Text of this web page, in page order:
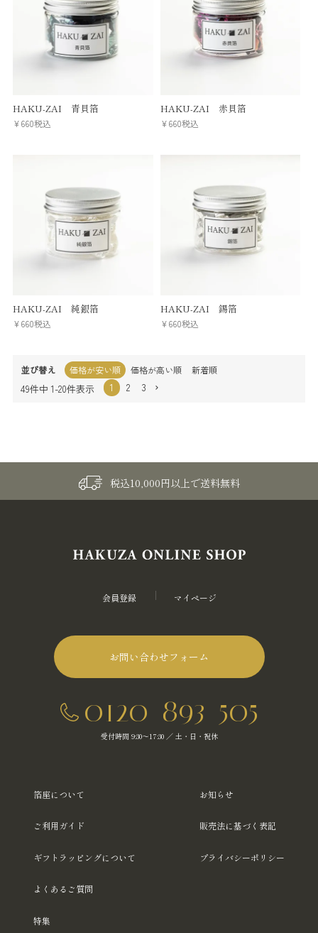
HAKU-ZAI 青貝箔
¥660税込
HAKU-ZAI 赤貝箔
¥660税込
HAKU-ZAI 純銀箔
¥660税込
HAKU-ZAI 錫箔
¥660税込
並び替え 価格が安い順 価格が高い順 新着順
49件中 1-20件表示 1 2 3
税込10,000円以上で送料無料
会員登録 マイページ
お問い合わせフォーム
0120-893-505
受付時間 9:30～17:30 ／ 土・日・祝休
箔座について
ご利用ガイド
ギフトラッピングについて
よくあるご質問
特集
お知らせ
販売法に基づく表記
プライバシーポリシー